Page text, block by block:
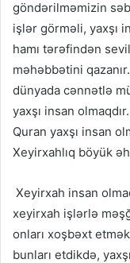
göndərilməmizin
işlər görməli, yaxşı
hamı tərəfindən
məhəbbətini
dünyada cənnətlə
yaxşı insan
Quran yaxşı insan
Xeyirxahlıq böyük
Xeyirxah insan
xeyirxah işlərlə
onları xoşbəxt
bunları etdikdə,